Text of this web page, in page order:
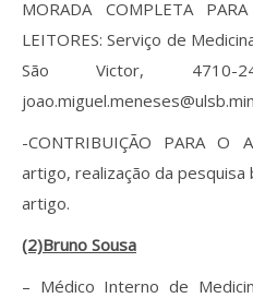
MORADA COMPLETA
LEITORES: Serviço de
São Victor, 4710-
-CONTRIBUIÇÃO PARA O
artigo, realização da
artigo.
(2)Bruno Sousa
– Médico Interno de